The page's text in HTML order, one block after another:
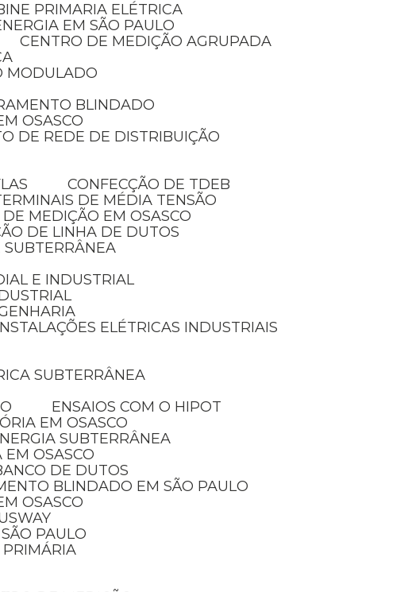
PRIMARIA ELÉTRICA
EM SÃO PAULO
CENTRO DE MEDIÇÃO AGRUPADA
MODULADO
BLINDADO
OSASCO
DE REDE DE DISTRIBUIÇÃO
CONFECÇÃO DE TDEB
DE MÉDIA TENSÃO
DE MEDIÇÃO EM OSASCO
DE LINHA DE DUTOS
SUBTERRÂNEA
E INDUSTRIAL
ELÉTRICAS INDUSTRIAIS
SUBTERRÂNEA
ENSAIOS COM O HIPOT
EM OSASCO
SUBTERRÂNEA
EM OSASCO
DE DUTOS
BLINDADO EM SÃO PAULO
OSASCO
PAULO
PRIMÁRIA